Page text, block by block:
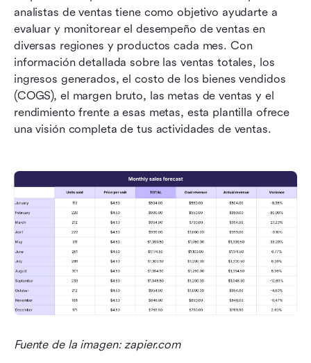
analistas de ventas tiene como objetivo ayudarte a
evaluar y monitorear el desempeño de ventas en
diversas regiones y productos cada mes. Con
información detallada sobre las ventas totales, los
ingresos generados, el costo de los bienes vendidos
(COGS), el margen bruto, las metas de ventas y el
rendimiento frente a esas metas, esta plantilla ofrece
una visión completa de tus actividades de ventas.
Fuente de la imagen: zapier.com